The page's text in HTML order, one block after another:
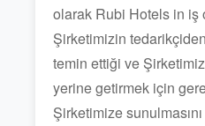
olarak Rubi Hotels in iş
Şirketimizin
temin ettiği ve
yerine getirmek için
Şirketimize